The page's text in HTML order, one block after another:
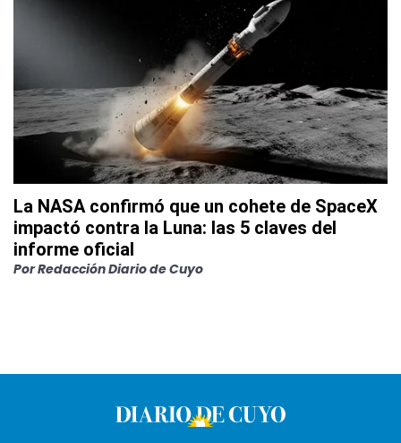
La NASA confirmó que un cohete de SpaceX
impactó contra la Luna: las 5 claves del
informe oficial
PorRedacción Diario de Cuyo